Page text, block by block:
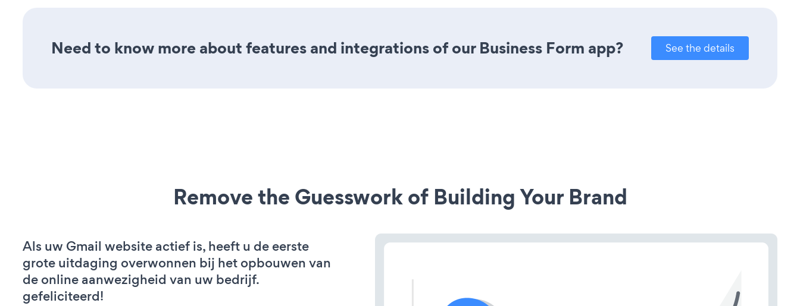
Need to know more about features and integrations of our Business Form app? See the details
Remove the Guesswork of Building Your Brand
Als uw Gmail website actief is, heeft u de eerste
grote uitdaging overwonnen bij het opbouwen van
de online aanwezigheid van uw bedrijf.
gefeliciteerd!